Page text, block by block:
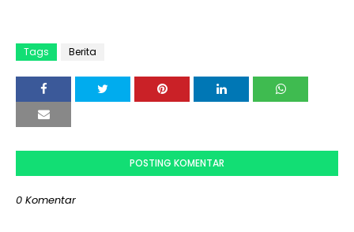
Tags Berita
POSTING KOMENTAR
0 Komentar